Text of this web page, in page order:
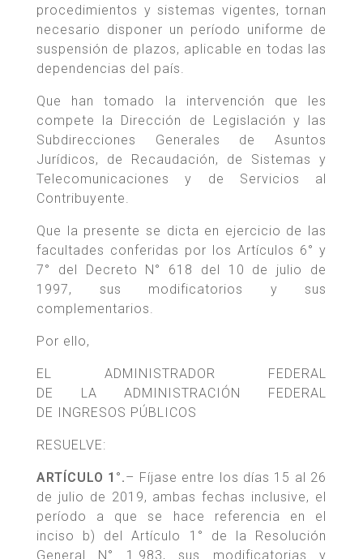
procedimientos y sistemas vigentes, tornan
necesario disponer un período uniforme de
suspensión de plazos, aplicable en todas las
dependencias del país.
Que han tomado la intervención que les
compete la Dirección de Legislación y las
Subdirecciones Generales de Asuntos
Jurídicos, de Recaudación, de Sistemas y
Telecomunicaciones y de Servicios al
Contribuyente.
Que la presente se dicta en ejercicio de las
facultades conferidas por los Artículos 6° y
7° del Decreto N° 618 del 10 de julio de
1997, sus modificatorios y sus
complementarios.
Por ello,
EL ADMINISTRADOR FEDERAL
DE LA ADMINISTRACIÓN FEDERAL
DE INGRESOS PÚBLICOS
RESUELVE:
ARTÍCULO 1°.– Fíjase entre los días 15 al 26
de julio de 2019, ambas fechas inclusive, el
período a que se hace referencia en el
inciso b) del Artículo 1° de la Resolución
General N° 1.983, sus modificatorias y